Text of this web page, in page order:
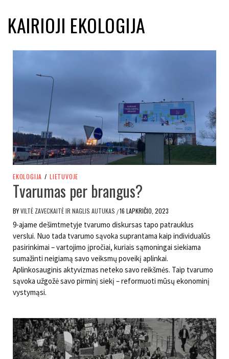
KAIRIOJI EKOLOGIJA
EKOLOGIJA / LIETUVOJE
Tvarumas per brangus?
BYVILTĖ ZAVECKAITĖ IR NAGLIS AUTUKAS /16 LAPKRIČIO, 2023
9-ajame dešimtmetyje tvarumo diskursas tapo patrauklus
verslui. Nuo tada tvarumo sąvoka suprantama kaip individualūs
pasirinkimai – vartojimo įpročiai, kuriais sąmoningai siekiama
sumažinti neigiamą savo veiksmų poveikį aplinkai.
Aplinkosauginis aktyvizmas neteko savo reikšmės. Taip tvarumo
sąvoka užgožė savo pirminį siekį – reformuoti mūsų ekonominį
vystymąsi.